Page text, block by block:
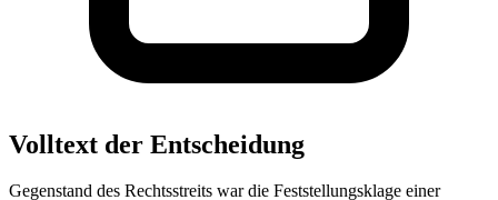
Volltext der Entscheidung
Gegenstand des Rechtsstreits war die Feststellungsklage einer